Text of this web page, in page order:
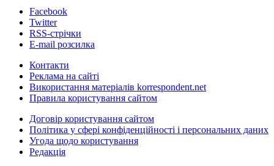
Facebook
Twitter
RSS-стрічки
E-mail розсилка
Контакти
Реклама на сайті
Використання матеріалів korrespondent.net
Правила користування сайтом
Договір користування сайтом
Політика у сфері конфіденційності і персональних даних
Угода щодо користування
Редакція